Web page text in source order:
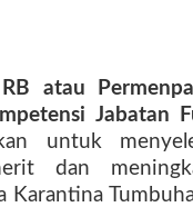
atau
Jabatan
untuk
dan
Karantina